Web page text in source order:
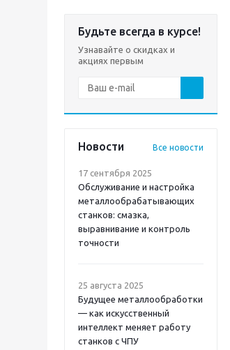
Будьте всегда в курсе!
Узнавайте о скидках и
акциях первым
Новости Все новости
17 сентября 2025
Обслуживание и настройка
металлообрабатывающих
станков: смазка,
выравнивание и контроль
точности
25 августа 2025
Будущее металлообработки
— как искусственный
интеллект меняет работу
станков с ЧПУ